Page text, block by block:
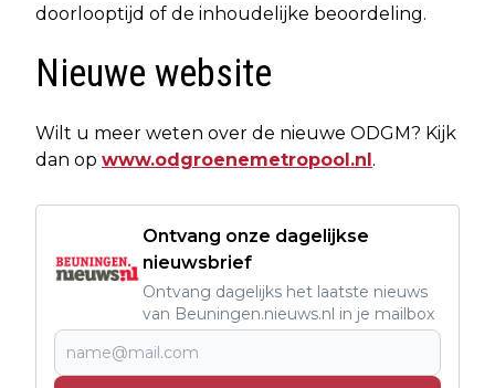
doorlooptijd of de inhoudelijke beoordeling.
Nieuwe website
Wilt u meer weten over de nieuwe ODGM? Kijk
dan op www.odgroenemetropool.nl .
Ontvang onze dagelijkse
nieuwsbrief
Ontvang dagelijks het laatste nieuws
van Beuningen.nieuws.nl in je mailbox